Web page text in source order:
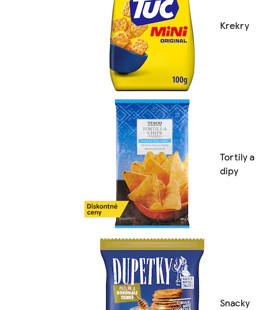
Krekry
Tortily a
dipy
Snacky